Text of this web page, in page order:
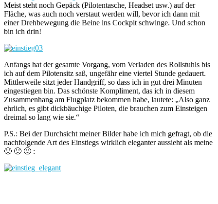
Meist steht noch Gepäck (Pilotentasche, Headset usw.) auf der
Fläche, was auch noch verstaut werden will, bevor ich dann mit
einer Drehbewegung die Beine ins Cockpit schwinge. Und schon
bin ich drin!
Anfangs hat der gesamte Vorgang, vom Verladen des Rollstuhls bis
ich auf dem Pilotensitz saß, ungefähr eine viertel Stunde gedauert.
Mittlerweile sitzt jeder Handgriff, so dass ich in gut drei Minuten
eingestiegen bin. Das schönste Kompliment, das ich in diesem
Zusammenhang am Flugplatz bekommen habe, lautete: „Also ganz
ehrlich, es gibt dickbäuchige Piloten, die brauchen zum Einsteigen
dreimal so lang wie sie.“
P.S.: Bei der Durchsicht meiner Bilder habe ich mich gefragt, ob die
nachfolgende Art des Einstiegs wirklich eleganter aussieht als meine
🙂 🙂 🙂 :